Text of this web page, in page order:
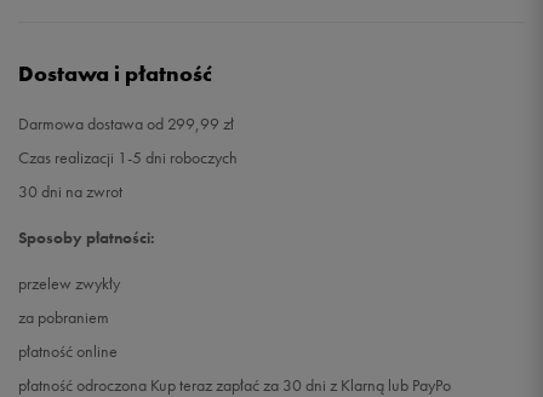
Dostawa i płatność
Darmowa dostawa od 299,99 zł
Czas realizacji 1-5 dni roboczych
30 dni na zwrot
Sposoby płatności:
przelew zwykły
za pobraniem
płatność online
płatność odroczona Kup teraz zapłać za 30 dni z Klarną lub PayPo